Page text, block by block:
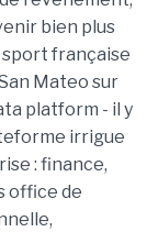
bien plus
sport française
Mateo sur
platform - il y
irrigue
: finance,
office de